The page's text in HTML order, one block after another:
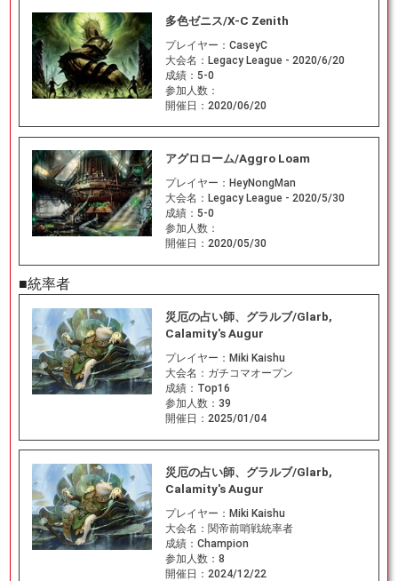
多色ゼニス/X-C Zenith
プレイヤー： CaseyC
大会名： Legacy League - 2020/6/20
成績： 5-0
参加人数：
開催日： 2020/06/20
アグロローム/Aggro Loam
プレイヤー： HeyNongMan
大会名： Legacy League - 2020/5/30
成績： 5-0
参加人数：
開催日： 2020/05/30
■統率者
災厄の占い師、グラルブ/Glarb,
Calamity's Augur
プレイヤー： Miki Kaishu
大会名： ガチコマオープン
成績： Top16
参加人数： 39
開催日： 2025/01/04
災厄の占い師、グラルブ/Glarb,
Calamity's Augur
プレイヤー： Miki Kaishu
大会名： 関帝前哨戦統率者
成績： Champion
参加人数： 8
開催日： 2024/12/22